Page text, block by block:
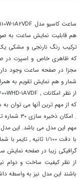
ساعت کاسیو مدل CASIO AEQ-110W-1A2VDF یک ساعت
هم قابلیت نمایش ساعت به
ترکیب رنگ نارنجی و مشکی
که ظاهری خاص و اسپرت در
مجزا در صفحه ساعت وجود
شمار و هم نمایش تقویم به
.
مهم این مدل می باشد. این
گرافیکی زیبا در صفحه
از نظر کیفیت ساخت و دوام
باشند این مدل نیز به